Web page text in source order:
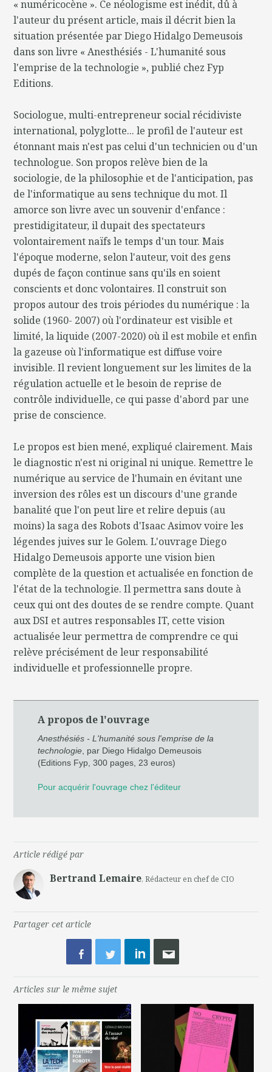
« numéricocène ». Ce néologisme est inédit, dû à
l'auteur du présent article, mais il décrit bien la
situation présentée par Diego Hidalgo Demeusois
dans son livre « Anesthésiés - L'humanité sous
l'emprise de la technologie », publié chez Fyp
Editions.
Sociologue, multi-entrepreneur social récidiviste
international, polyglotte... le profil de l'auteur est
étonnant mais n'est pas celui d'un technicien ou d'un
technologue. Son propos relève bien de la
sociologie, de la philosophie et de l'anticipation, pas
de l'informatique au sens technique du mot. Il
amorce son livre avec un souvenir d'enfance :
prestidigitateur, il dupait des spectateurs
volontairement naïfs le temps d'un tour. Mais
l'époque moderne, selon l'auteur, voit des gens
dupés de façon continue sans qu'ils en soient
conscients et donc volontaires. Il construit son
propos autour des trois périodes du numérique : la
solide (1960- 2007) où l'ordinateur est visible et
limité, la liquide (2007-2020) où il est mobile et enfin
la gazeuse où l'informatique est diffuse voire
invisible. Il revient longuement sur les limites de la
régulation actuelle et le besoin de reprise de
contrôle individuelle, ce qui passe d'abord par une
prise de conscience.
Le propos est bien mené, expliqué clairement. Mais
le diagnostic n'est ni original ni unique. Remettre le
numérique au service de l'humain en évitant une
inversion des rôles est un discours d'une grande
banalité que l'on peut lire et relire depuis (au
moins) la saga des Robots d'Isaac Asimov voire les
légendes juives sur le Golem. L'ouvrage Diego
Hidalgo Demeusois apporte une vision bien
complète de la question et actualisée en fonction de
l'état de la technologie. Il permettra sans doute à
ceux qui ont des doutes de se rendre compte. Quant
aux DSI et autres responsables IT, cette vision
actualisée leur permettra de comprendre ce qui
relève précisément de leur responsabilité
individuelle et professionnelle propre.
A propos de l'ouvrage
Anesthésiés - L'humanité sous l'emprise de la
technologie , par Diego Hidalgo Demeusois
(Editions Fyp, 300 pages, 23 euros)
Pour acquérir l'ouvrage chez l'éditeur
Article rédigé par
Bertrand Lemaire, Rédacteur en chef de CIO
Partager cet article
Articles sur le même sujet